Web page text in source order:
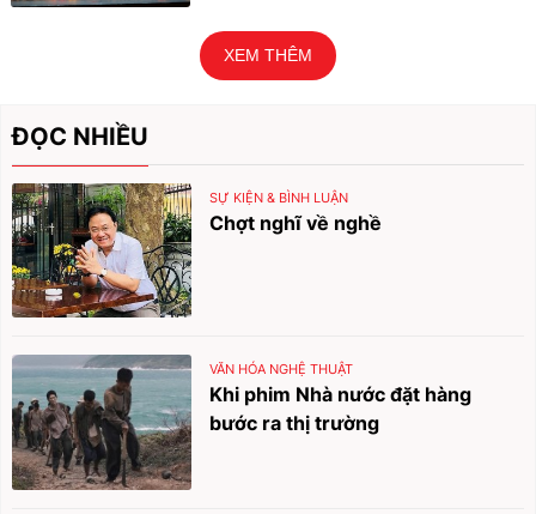
XEM THÊM
ĐỌC NHIỀU
SỰ KIỆN & BÌNH LUẬN
Chợt nghĩ về nghề
VĂN HÓA NGHỆ THUẬT
Khi phim Nhà nước đặt hàng
bước ra thị trường